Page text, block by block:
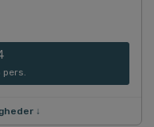
pers.
↓